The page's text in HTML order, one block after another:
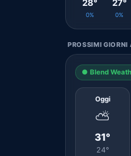
28°
0%
27°
0%
PROSSIMI GIORNI
● Blend
Oggi
⛅
31°
24°